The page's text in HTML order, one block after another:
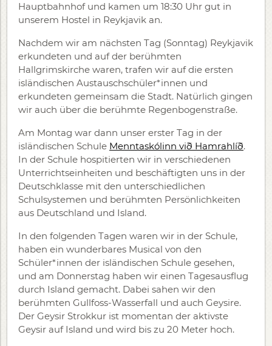
Hauptbahnhof und kamen um 18:30 Uhr gut in
unserem Hostel in Reykjavik an.
Nachdem wir am nächsten Tag (Sonntag) Reykjavik
erkundeten und auf der berühmten
Hallgrimskirche waren, trafen wir auf die ersten
isländischen Austauschschüler*innen und
erkundeten gemeinsam die Stadt. Natürlich gingen
wir auch über die berühmte Regenbogenstraße.
Am Montag war dann unser erster Tag in der
isländischen Schule Menntaskólinn við Hamrahlíð.
In der Schule hospitierten wir in verschiedenen
Unterrichtseinheiten und beschäftigten uns in der
Deutschklasse mit den unterschiedlichen
Schulsystemen und berühmten Persönlichkeiten
aus Deutschland und Island.
In den folgenden Tagen waren wir in der Schule,
haben ein wunderbares Musical von den
Schüler*innen der isländischen Schule gesehen,
und am Donnerstag haben wir einen Tagesausflug
durch Island gemacht. Dabei sahen wir den
berühmten Gullfoss-Wasserfall und auch Geysire.
Der Geysir Strokkur ist momentan der aktivste
Geysir auf Island und wird bis zu 20 Meter hoch.